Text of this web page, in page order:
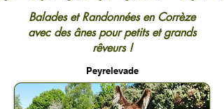
Balades et Randonnées en Corrèze
avec des ânes pour petits et grands
rêveurs !
Peyrelevade